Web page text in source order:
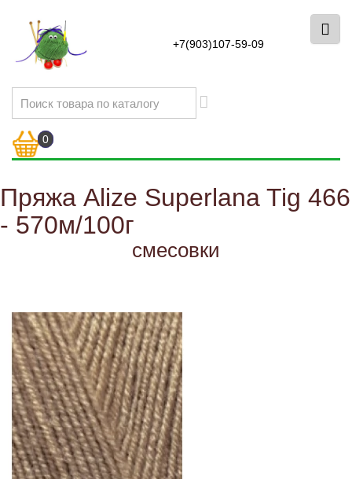
+7(903)107-59-09
0
Пряжа Alize Superlana Tig 466
- 570м/100г
смесовки